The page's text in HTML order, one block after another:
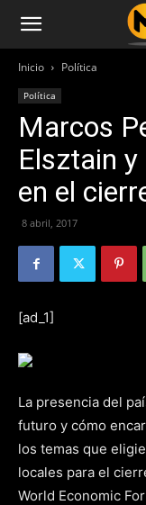
Inicio Política
Política
Marcos
Elsztain
en el
8 abril, 2017
[ad_1]
La presencia del
futuro y cómo
los temas que
locales para el
World Economic